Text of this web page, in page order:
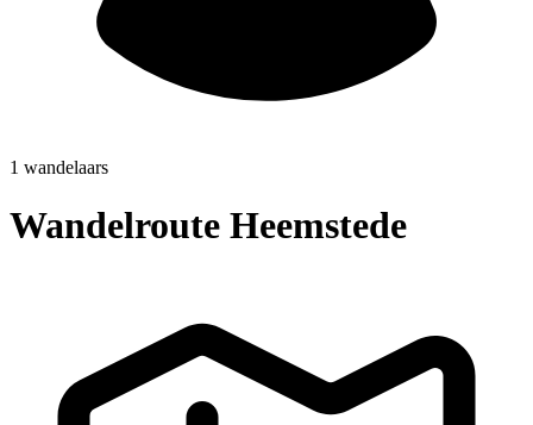
1 wandelaars
Wandelroute Heemstede